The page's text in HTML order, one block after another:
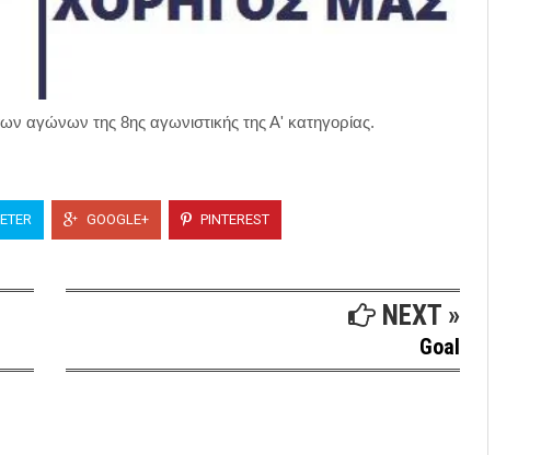
αγώνων της 8ης αγωνιστικής της Α' κατηγορίας.
GOOGLE+ PINTEREST
NEXT »
Goal